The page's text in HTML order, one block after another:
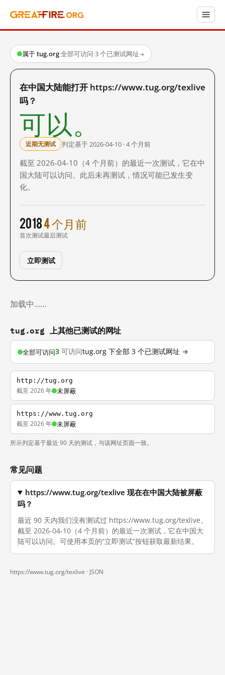
属于 tug.org·全部可访问·3 个已测试网址→
在中国大陆能打开 https://www.tug.org/texlive
吗？
可以。
近期无测试 判定基于 2026-04-10 · 4 个月前
截至 2026-04-10（4 个月前）的最近一次测试，它在中
国大陆可以访问。此后未再测试，情况可能已发生变
化。
2018
首次测试
4 个月前
最后测试
立即测试
加载中……
tug.org 上其他已测试的网址
全部可访问3 可访问tug.org 下全部 3 个已测试网址 →
http://tug.org
截至 2026 年 未屏蔽
https://www.tug.org
截至 2026 年 未屏蔽
所示判定基于最近 90 天的测试，与该网址页面一致。
常见问题
https://www.tug.org/texlive 现在在中国大陆被屏蔽
吗？
最近 90 天内我们没有测试过 https://www.tug.org/texlive。
截至 2026-04-10（4 个月前）的最近一次测试，它在中国大
陆可以访问。可使用本页的“立即测试”按钮获取最新结果。
https://www.tug.org/texlive · JSON